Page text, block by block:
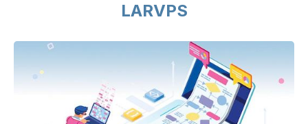
LARVPS